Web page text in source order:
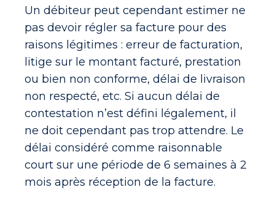
Un débiteur peut cependant estimer ne
pas devoir régler sa facture pour des
raisons légitimes : erreur de facturation,
litige sur le montant facturé, prestation
ou bien non conforme, délai de livraison
non respecté, etc. Si aucun délai de
contestation n’est défini légalement, il
ne doit cependant pas trop attendre. Le
délai considéré comme raisonnable
court sur une période de 6 semaines à 2
mois après réception de la facture.